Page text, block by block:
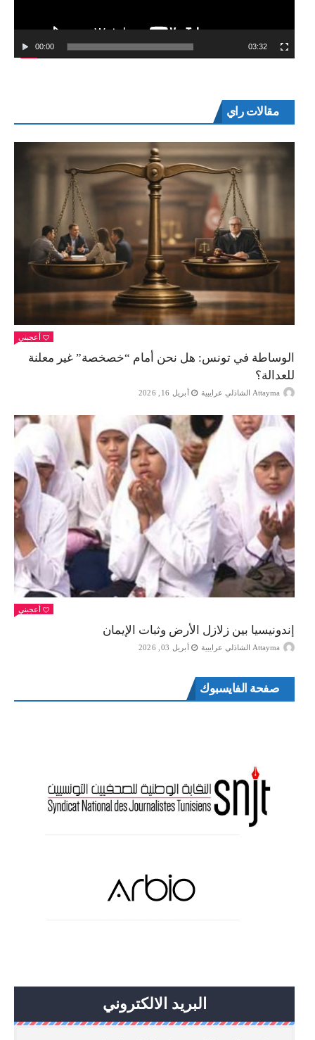
00:00 03:32
مقالات راي
أعجبني
الوساطة في تونس: هل نحن أمام “خصخصة” غير معلنة
للعدالة؟
Attayma الشاذلي عرايبية أبريل 16, 2026
أعجبني
إندونيسيا بين زلازل الأرض وثبات الإيمان
Attayma الشاذلي عرايبية أبريل 03, 2026
صفحة الفايسبوك
البريد الالكتروني